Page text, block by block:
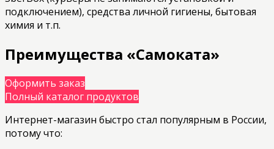
подключением), средства личной гигиены, бытовая
химия и т.п.
Преимущества «Самоката»
Оформить заказ
Полный каталог продуктов
Интернет-магазин быстро стал популярным в России,
потому что: